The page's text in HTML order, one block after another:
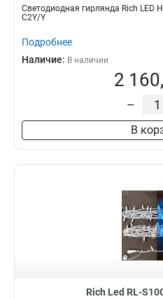
Светодиодная гирлянда Rich LED
C2Y/Y
Подробнее
Наличие: В наличии
2
–
В
Rich Led RL-